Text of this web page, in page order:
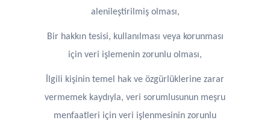
alenileştirilmiş olması,
Bir hakkın tesisi, kullanılması veya korunması
için veri işlemenin zorunlu olması,
İlgili kişinin temel hak ve özgürlüklerine zarar
vermemek kaydıyla, veri sorumlusunun meşru
menfaatleri için veri işlenmesinin zorunlu